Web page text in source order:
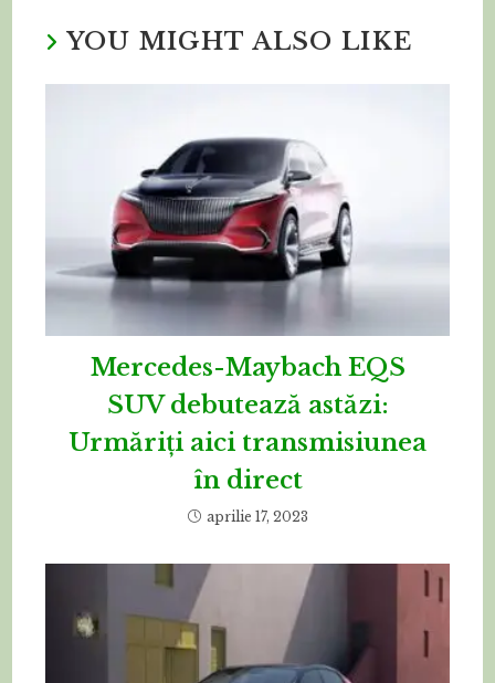
YOU MIGHT ALSO LIKE
Mercedes-Maybach EQS
SUV debutează astăzi:
Urmăriți aici transmisiunea
în direct
aprilie 17, 2023